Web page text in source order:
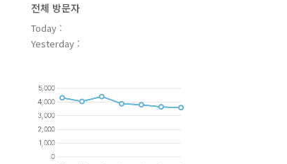
전체 방문자
Today :
Yesterday :